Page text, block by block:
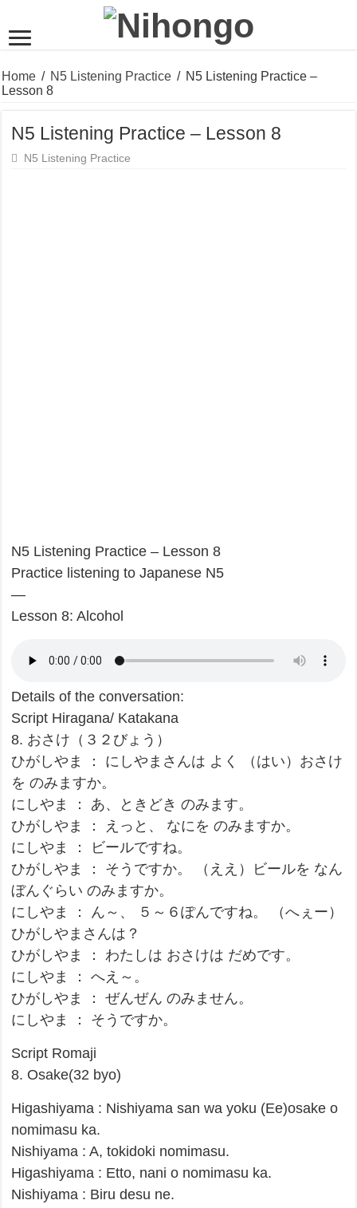
Home / N5 Listening Practice / N5 Listening Practice –
Lesson 8
N5 Listening Practice – Lesson 8
N5 Listening Practice
N5 Listening Practice – Lesson 8
Practice listening to Japanese N5
—
Lesson 8: Alcohol
Details of the conversation:
Script Hiragana/ Katakana
8. おさけ（３２びょう）
ひがしやま ： にしやまさんは よく （はい）おさけ
を のみますか。
にしやま ： あ、ときどき のみます。
ひがしやま ： えっと、 なにを のみますか。
にしやま ： ビールですね。
ひがしやま ： そうですか。 （ええ）ビールを なん
ぼんぐらい のみますか。
にしやま ： ん～、 ５～６ぽんですね。 （へぇー）
ひがしやまさんは？
ひがしやま ： わたしは おさけは だめです。
にしやま ： へえ～。
ひがしやま ： ぜんぜん のみません。
にしやま ： そうですか。
Script Romaji
8. Osake(32 byo)
Higashiyama : Nishiyama san wa yoku (Ee)osake o
nomimasu ka.
Nishiyama : A, tokidoki nomimasu.
Higashiyama : Etto, nani o nomimasu ka.
Nishiyama : Biru desu ne.